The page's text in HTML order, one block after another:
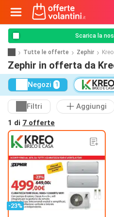
Scarica la
Tutte le offerte Zephir
Zephir in offerta da
Negozi 1
Filtri
Aggiungi
1 di 7 offerte
-23%